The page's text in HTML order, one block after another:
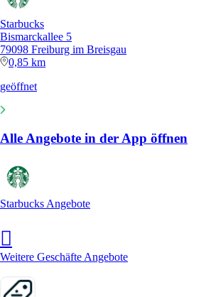
Starbucks
Bismarckallee 5
79098 Freiburg im Breisgau
0,85 km
geöffnet
Alle Angebote in der App öffnen
Starbucks Angebote
Weitere Geschäfte Angebote